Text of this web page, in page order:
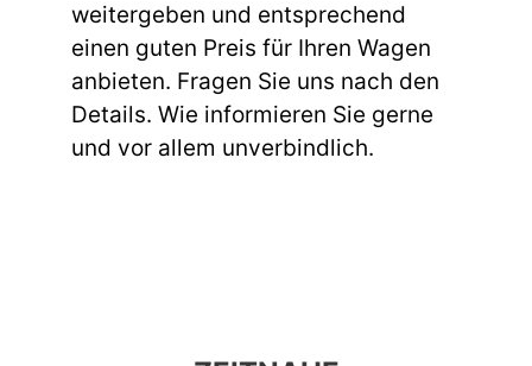
weitergeben und entsprechend
einen guten Preis für Ihren Wagen
anbieten. Fragen Sie uns nach den
Details. Wie informieren Sie gerne
und vor allem unverbindlich.